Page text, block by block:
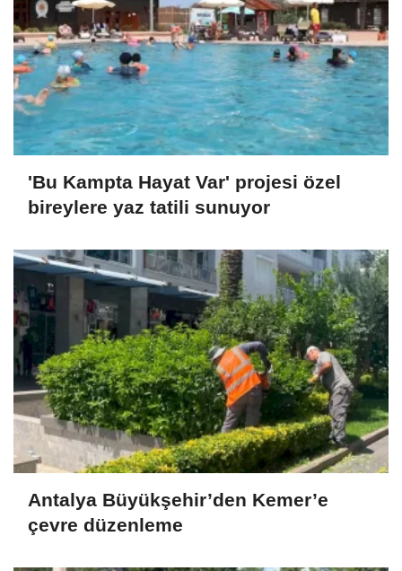
'Bu Kampta Hayat Var' projesi özel
bireylere yaz tatili sunuyor
Antalya Büyükşehir’den Kemer’e
çevre düzenleme